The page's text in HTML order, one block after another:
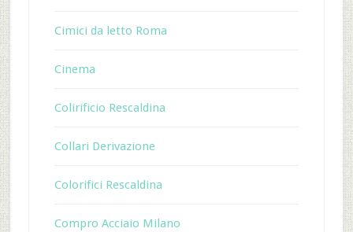
Cimici da letto Roma
Cinema
Colirificio Rescaldina
Collari Derivazione
Colorifici Rescaldina
Compro Acciaio Milano